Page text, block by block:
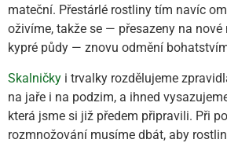
mateční. Přestárlé rostliny tím navíc
oživíme, takže se — přesazeny na nové
kypré půdy — znovu odmění
Skalničky i trvalky rozdělujeme
na jaře i na podzim, a ihned
která jsme si již předem připravili. Při
rozmnožování musíme dbát, aby